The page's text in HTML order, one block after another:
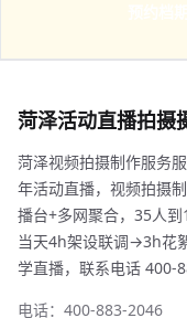
菏泽活动直播拍摄
菏泽视频拍摄制作服务
年活动直播，视频拍摄
播台+多网聚合，35人
当天4h架设联调→3h花
学直播，联系电话 400-
电话：400-883-2046